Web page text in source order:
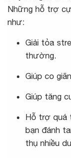
Những hỗ trợ
như:
Giải tỏa
thường.
Giúp co
Giúp tăng
Hỗ trợ quá
bạn đánh
thụ nhiều